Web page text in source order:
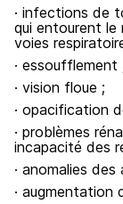
· infections de
qui entourent
voies
· essoufflement
· vision floue ;
· opacification
· problèmes
incapacité des
· anomalies
· augmentation